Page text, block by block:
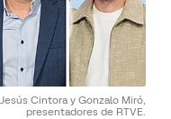
Cintora y Gonzalo Miró,
presentadores de RTVE.